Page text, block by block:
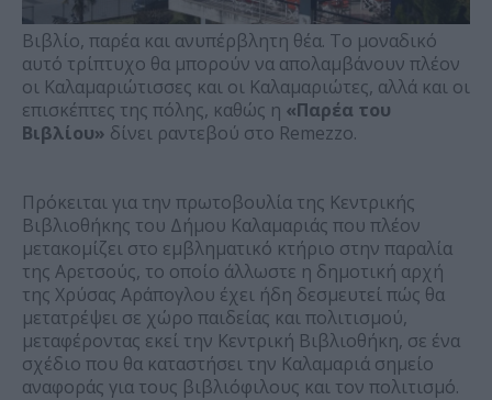
Βιβλίο, παρέα και ανυπέρβλητη θέα. Το μοναδικό
αυτό τρίπτυχο θα μπορούν να απολαμβάνουν πλέον
οι Καλαμαριώτισσες και οι Καλαμαριώτες, αλλά και οι
επισκέπτες της πόλης, καθώς η «Παρέα του
Βιβλίου» δίνει ραντεβού στο Remezzo.
Πρόκειται για την πρωτοβουλία της Κεντρικής
Βιβλιοθήκης του Δήμου Καλαμαριάς που πλέον
μετακομίζει στο εμβληματικό κτήριο στην παραλία
της Αρετσούς, το οποίο άλλωστε η δημοτική αρχή
της Χρύσας Αράπογλου έχει ήδη δεσμευτεί πώς θα
μετατρέψει σε χώρο παιδείας και πολιτισμού,
μεταφέροντας εκεί την Κεντρική Βιβλιοθήκη, σε ένα
σχέδιο που θα καταστήσει την Καλαμαριά σημείο
αναφοράς για τους βιβλιόφιλους και τον πολιτισμό.